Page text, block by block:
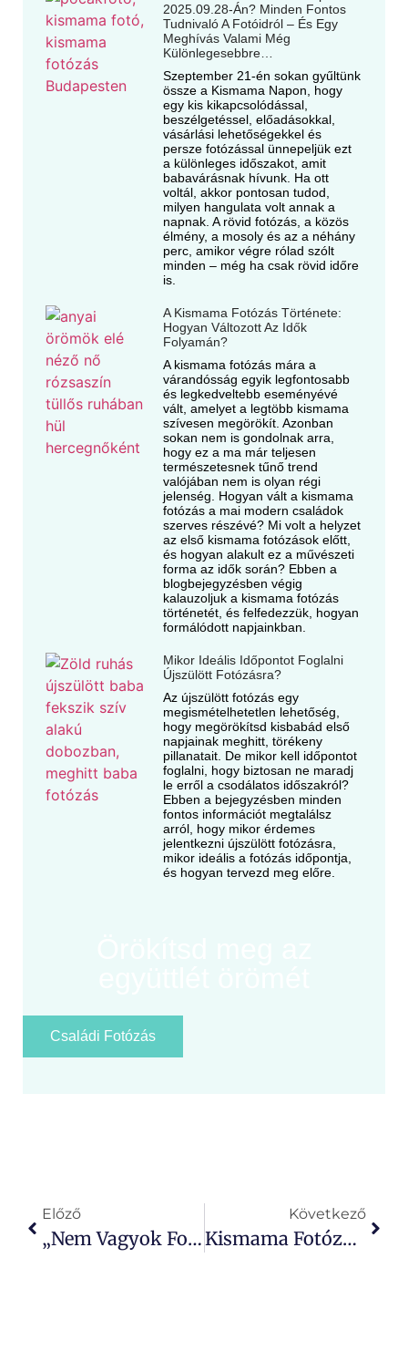
2025.09.28-Án? Minden Fontos
Tudnivaló A Fotóidról – És Egy
Meghívás Valami Még
Különlegesebbre…
Szeptember 21-én sokan gyűltünk
össze a Kismama Napon, hogy
egy kis kikapcsolódással,
beszélgetéssel, előadásokkal,
vásárlási lehetőségekkel és
persze fotózással ünnepeljük ezt
a különleges időszakot, amit
babavárásnak hívunk. Ha ott
voltál, akkor pontosan tudod,
milyen hangulata volt annak a
napnak. A rövid fotózás, a közös
élmény, a mosoly és az a néhány
perc, amikor végre rólad szólt
minden – még ha csak rövid időre
is.
A Kismama Fotózás Története:
Hogyan Változott Az Idők
Folyamán?
A kismama fotózás mára a
várandósság egyik legfontosabb
és legkedveltebb eseményévé
vált, amelyet a legtöbb kismama
szívesen megörökít. Azonban
sokan nem is gondolnak arra,
hogy ez a ma már teljesen
természetesnek tűnő trend
valójában nem is olyan régi
jelenség. Hogyan vált a kismama
fotózás a mai modern családok
szerves részévé? Mi volt a helyzet
az első kismama fotózások előtt,
és hogyan alakult ez a művészeti
forma az idők során? Ebben a
blogbejegyzésben végig
kalauzoljuk a kismama fotózás
történetét, és felfedezzük, hogyan
formálódott napjainkban.
Mikor Ideális Időpontot Foglalni
Újszülött Fotózásra?
Az újszülött fotózás egy
megismételhetetlen lehetőség,
hogy megörökítsd kisbabád első
napjainak meghitt, törékeny
pillanatait. De mikor kell időpontot
foglalni, hogy biztosan ne maradj
le erről a csodálatos időszakról?
Ebben a bejegyzésben minden
fontos információt megtalálsz
arról, hogy mikor érdemes
jelentkezni újszülött fotózásra,
mikor ideális a fotózás időpontja,
és hogyan tervezd meg előre.
Családi Fotózás
Előző
„Nem Vagyok Fotogén! Nincs Jó Fényképarcom!” Ez Tényleg Így Van? Mit Csináljak, Hogy Máshogy Érezzem Magam?
Következő
Kismama Fotózási Stílusok: Hogyan Találd Meg A Hozzád Illőt?